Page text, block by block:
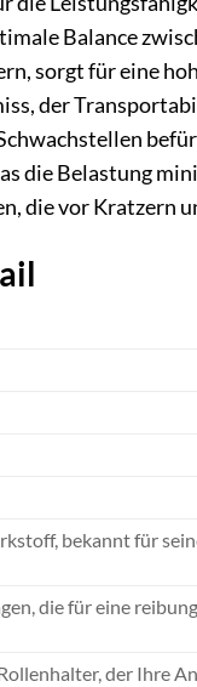
Balance
sorgt für eine
der
die Belastung
die vor
bekannt für
die für eine
der Ihre